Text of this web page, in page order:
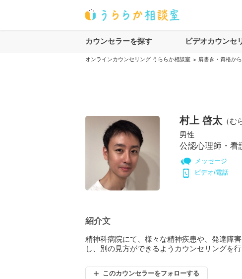
カウンセラーを探す ビデオカウンセ
オンラインカウンセリング うららか相談室 > 肩書き・資格か
村上 啓太 （む
男性
公認心理師・看
メッセージ
ビデオ/電話
紹介文
精神科病院にて、様々な精神疾患や、発達障
し、別の見方ができるようカウンセリングを
このカウンセラーをフォローする